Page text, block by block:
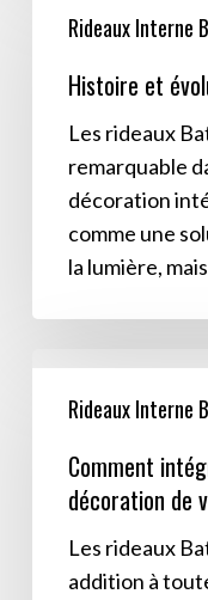
Rideaux Interne
Histoire et
Les rideaux
remarquable
décoration
comme une
la lumière,
Comment
intégrer
rideaux
Bato
Rideaux Interne
Comment
décoration de
Les rideaux
addition à